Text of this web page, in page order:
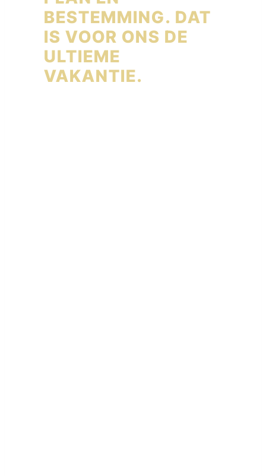
BESTEMMING. DAT
IS VOOR ONS DE
ULTIEME
VAKANTIE.